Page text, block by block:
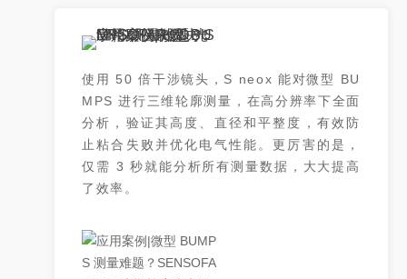
使用 50 倍干涉镜头，S neox 能对微型 BU
MPS 进行三维轮廓测量，在高分辨率下全面
分析，验证其高度、直径和平整度，有效防
止粘合失败并优化电气性能。更厉害的是，
仅需 3 秒就能分析所有测量数据，大大提高
了效率。